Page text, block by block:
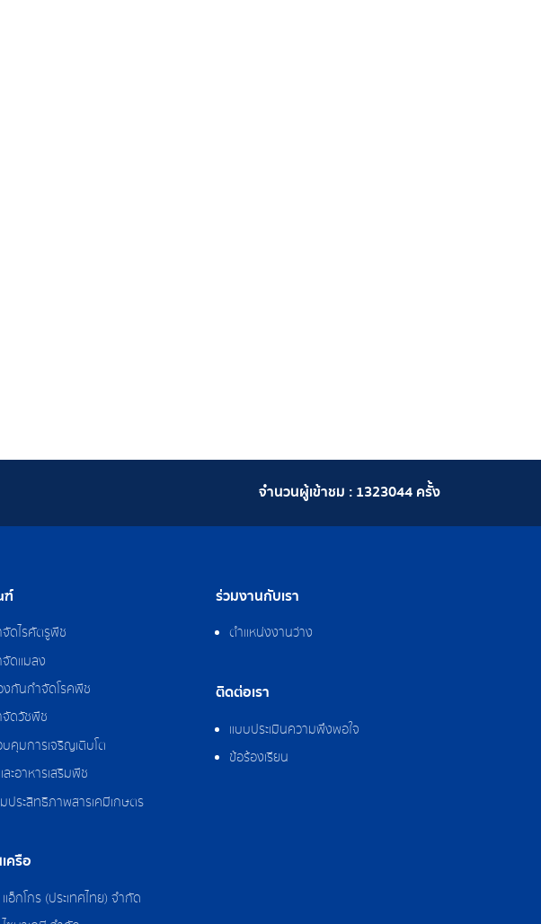
จำนวนผู้เข้าชม : 1323044 ครั้ง
ฑ์
ดไรศัตรูพืช
ดแมลง
งกันกำจัดโรคพืช
จัดวัชพืช
คุมการเจริญเติบโต
ะอาหารเสริมพืช
ประสิทธิภาพสารเคมีเกษตร
ครือ
อ็กโกร (ประเทศไทย) จำกัด
ร่วมงานกับเรา
ตำแหน่งงานว่าง
ติดต่อเรา
แบบประเมินความพึงพอใจ
ข้อร้องเรียน